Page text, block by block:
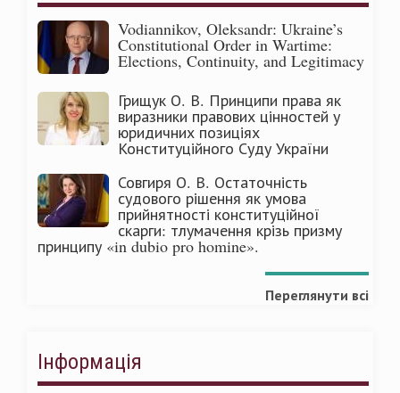
Vodiannikov, Oleksandr: Ukraine’s
Constitutional Order in Wartime:
Elections, Continuity, and Legitimacy
Грищук О. В. Принципи права як
виразники правових цінностей у
юридичних позиціях
Конституційного Суду України
Совгиря О. В. Остаточність
судового рішення як умова
прийнятності конституційної
скарги: тлумачення крізь призму
принципу «in dubio pro homine».
Переглянути всі
Інформація